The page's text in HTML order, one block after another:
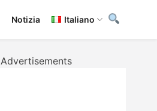
Notizia Italiano
Advertisements